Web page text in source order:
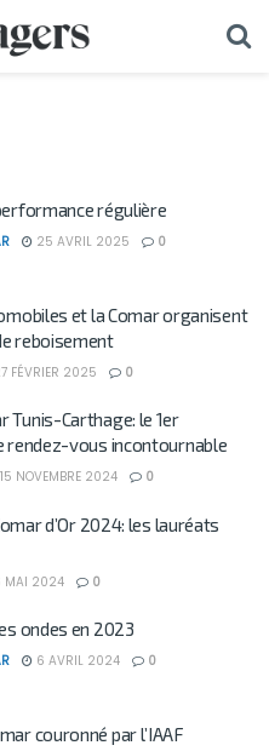
régulière
25 AVRIL 2025 0
et la Comar organisent
reboisement
FÉVRIER 2025 0
Tunis-Carthage: le 1er
rendez-vous incontournable
15 NOVEMBRE 2024 0
d’Or 2024: les lauréats
MAI 2024 0
ondes en 2023
6 AVRIL 2024 0
couronné par l’IAAF